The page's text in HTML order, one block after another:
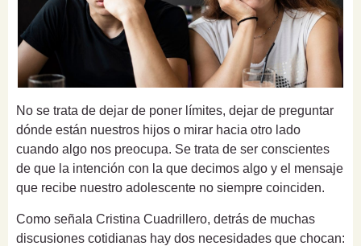
No se trata de dejar de poner límites, dejar de preguntar
dónde están nuestros hijos o mirar hacia otro lado
cuando algo nos preocupa. Se trata de ser conscientes
de que la intención con la que decimos algo y el mensaje
que recibe nuestro adolescente no siempre coinciden.
Como señala Cristina Cuadrillero, detrás de muchas
discusiones cotidianas hay dos necesidades que chocan: